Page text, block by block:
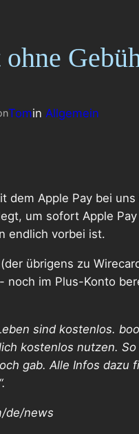
Tomin Allgemein
dem Apple Pay bei
um sofort Apple
endlich vorbei ist.
übrigens zu
noch im Plus-Konto
sind kostenlos.
kostenlos nutzen.
gab. Alle Infos dazu
de/news